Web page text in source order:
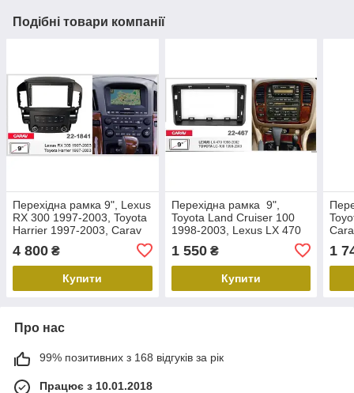
Подібні товари компанії
Перехідна рамка 9", Lexus
RX 300 1997-2003, Toyota
Harrier 1997-2003, Carav
4 800 ₴
Купити
Перехідна рамка 9",
Toyota Land Cruiser 100
1998-2003, Lexus LX 470
1998-2002, Carav 22-467
1 550₴
Купити
1
Про нас
99% позитивних з 168 відгуків за рік
Працює з 10.01.2018